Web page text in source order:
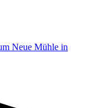
Neue Mühle in